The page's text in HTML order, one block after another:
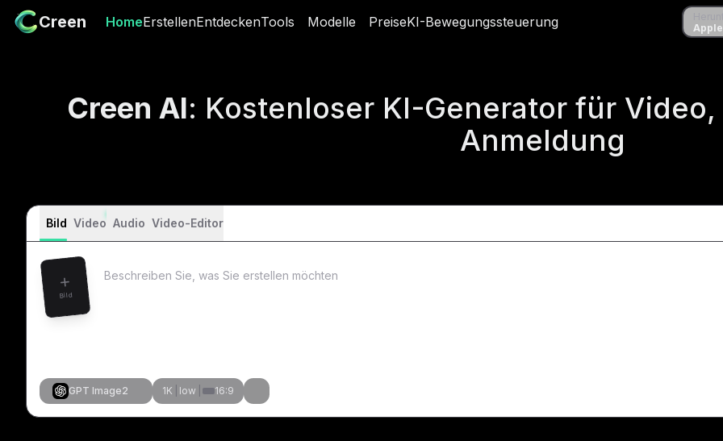
Creen HomeErstellenEntdeckenTools Modelle PreiseKI-Bewegungssteuerung
Creen HomeErstellenEntdeckenTools Modelle PreiseKI-Bewegungssteuerung
Apple
Creen AI: Kostenloser KI-Generator für
Anmeldung
Bild Video Audio Video-Editor
Bild
GPT Image2 1K low 16:9